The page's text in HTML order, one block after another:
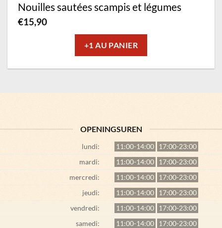
Nouilles sautées scampis et légumes
€15,90
+1 AU PANIER
OPENINGSUREN
lundi: 11:00-14:00 17:00-23:00
mardi:
11:00-14:00 17:00-23:00
mercredi:
11:00-14:00 17:00-23:00
jeudi:
11:00-14:00 17:00-23:00
vendredi:
11:00-14:00 17:00-23:00
samedi:
11:00-14:00 17:00-23:00